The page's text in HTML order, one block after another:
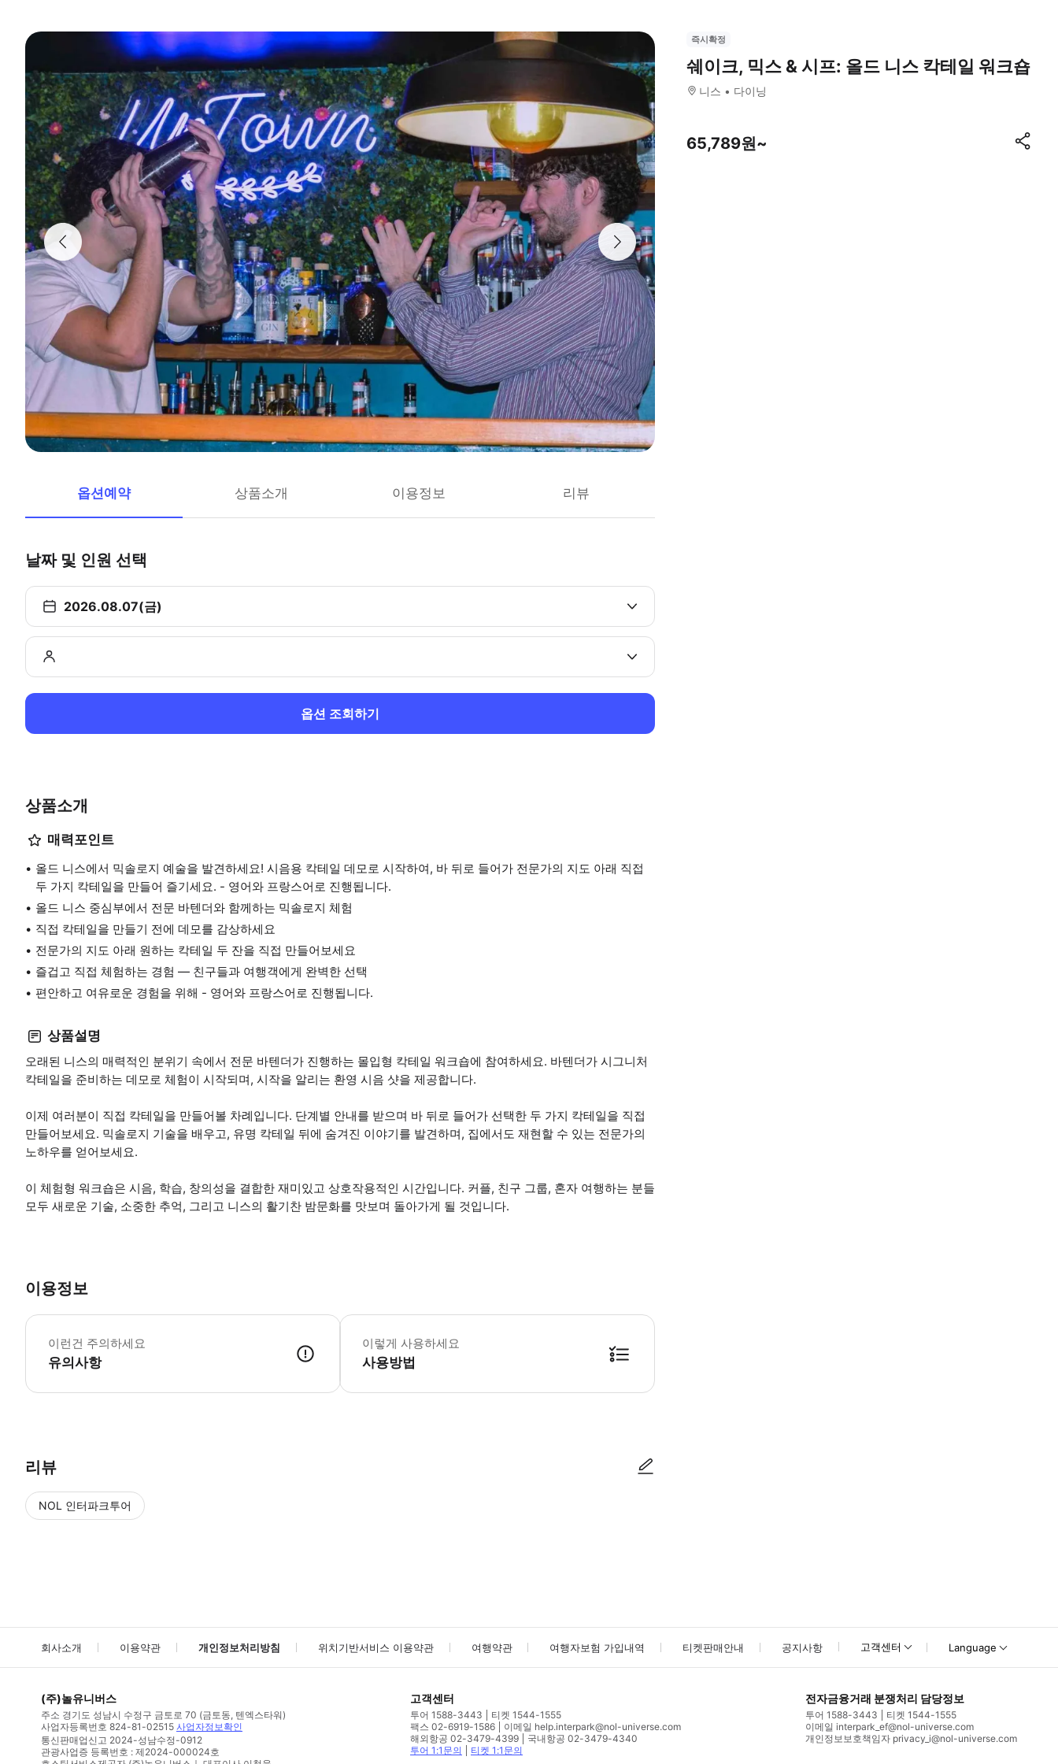
옵션예약 상품소개 이용정보 리뷰
날짜 및 인원 선택
2026.08.07(금)
옵션 조회하기
상품소개
매력포인트
올드 니스에서 믹솔로지 예술을 발견하세요! 시음용 칵테일 데모로 시작하여, 바 뒤로 들어가 전문가의 지도 아래 직접
두 가지 칵테일을 만들어 즐기세요. - 영어와 프랑스어로 진행됩니다.
올드 니스 중심부에서 전문 바텐더와 함께하는 믹솔로지 체험
직접 칵테일을 만들기 전에 데모를 감상하세요
전문가의 지도 아래 원하는 칵테일 두 잔을 직접 만들어보세요
즐겁고 직접 체험하는 경험 — 친구들과 여행객에게 완벽한 선택
편안하고 여유로운 경험을 위해 - 영어와 프랑스어로 진행됩니다.
상품설명
오래된 니스의 매력적인 분위기 속에서 전문 바텐더가 진행하는 몰입형 칵테일 워크숍에 참여하세요. 바텐더가 시그니처
칵테일을 준비하는 데모로 체험이 시작되며, 시작을 알리는 환영 시음 샷을 제공합니다.
이제 여러분이 직접 칵테일을 만들어볼 차례입니다. 단계별 안내를 받으며 바 뒤로 들어가 선택한 두 가지 칵테일을 직접
만들어보세요. 믹솔로지 기술을 배우고, 유명 칵테일 뒤에 숨겨진 이야기를 발견하며, 집에서도 재현할 수 있는 전문가의
노하우를 얻어보세요.
이 체험형 워크숍은 시음, 학습, 창의성을 결합한 재미있고 상호작용적인 시간입니다. 커플, 친구 그룹, 혼자 여행하는 분들
모두 새로운 기술, 소중한 추억, 그리고 니스의 활기찬 밤문화를 맛보며 돌아가게 될 것입니다.
이용정보
이런건 주의하세요
유의사항
교통편으로 쉽게 오실 수 있습니다. 블라인드 테이스팅을 충분히 즐기실 수 있도록 5분 일찍 도착해 주시기를 권장해 드립니다. * 소요시간 : 60분 (옵션에
이렇게 사용하세요
사용방법
리뷰
NOL 인터파크투어
즉시확정
쉐이크, 믹스 & 시프: 올드 니스 칵테일 워크숍
니스 다이닝
65,789원~
회사소개 이용약관 개인정보처리방침 위치기반서비스 이용약관 여행약관 여행자보험 가입내역 티켓판매안내 공지사항 고객센터 Language
(주)놀유니버스
주소 경기도 성남시 수정구 금토로 70 (금토동, 텐엑스타워)
사업자등록번호 824-81-02515 사업자정보확인
통신판매업신고 2024-성남수정-0912
관광사업증 등록번호 : 제2024-000024호
고객센터
투어 1588-3443
티켓 1544-1555
팩스 02-6919-1586
이메일 help.interpark@nol-universe.com
해외항공 02-3479-4399
국내항공 02-3479-4340
투어 1:1문의
티켓 1:1문의
전자금융거래 분쟁처리 담당정보
투어 1588-3443
티켓 1544-1555
이메일 interpark_ef@nol-universe.com
개인정보보호책임자 privacy_i@nol-universe.com